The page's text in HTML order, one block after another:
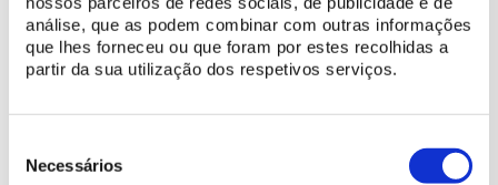
análise, que as podem combinar com outras informações
que lhes forneceu ou que foram por estes recolhidas a
partir da sua utilização dos respetivos serviços.
Necessários